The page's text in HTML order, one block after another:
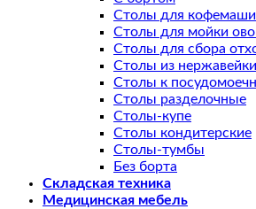
Столы для
Столы для мойки
Столы для сбора
Столы из нержавейки
Столы к
Столы разделочные
Столы-купе
Столы кондитерские
Столы-тумбы
Без борта
Складская техника
Медицинская мебель